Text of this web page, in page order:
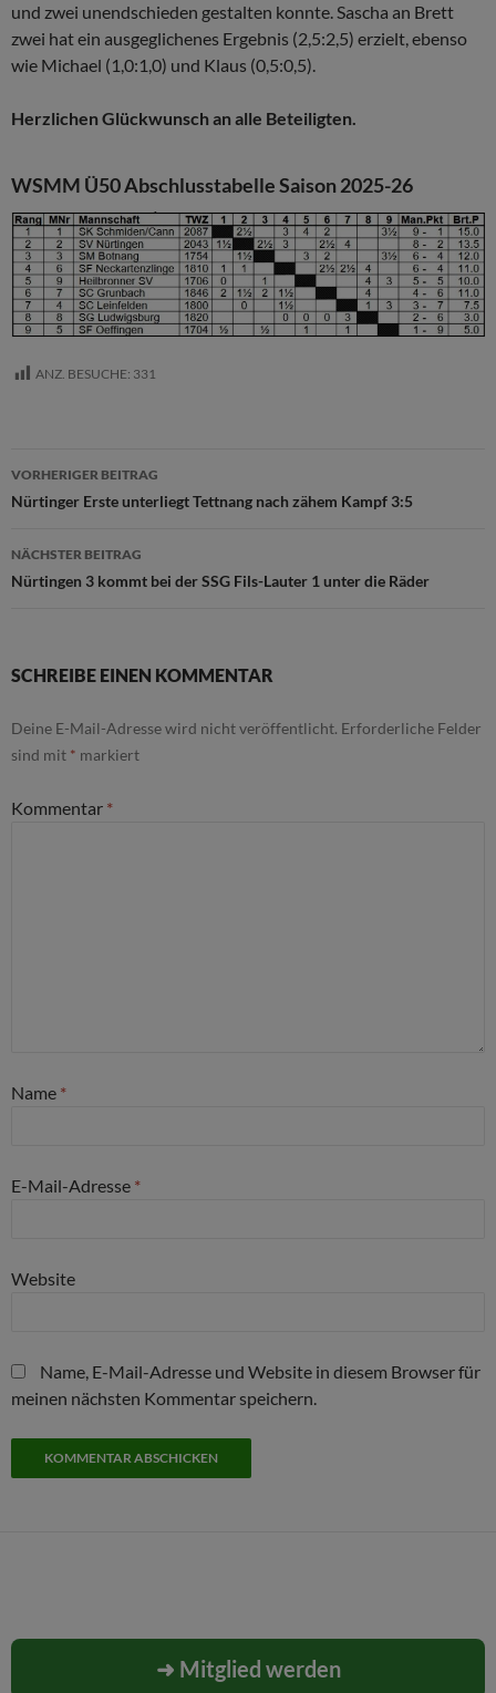
und zwei unendschieden gestalten konnte. Sascha an Brett
zwei hat ein ausgeglichenes Ergebnis (2,5:2,5) erzielt, ebenso
wie Michael (1,0:1,0) und Klaus (0,5:0,5).
Herzlichen Glückwunsch an alle Beteiligten.
WSMM Ü50 Abschlusstabelle Saison 2025-26
ANZ. BESUCHE: 331
Beitragsnavigation
VORHERIGER BEITRAG
Nürtinger Erste unterliegt Tettnang nach zähem Kampf 3:5
NÄCHSTER BEITRAG
Nürtingen 3 kommt bei der SSG Fils-Lauter 1 unter die Räder
SCHREIBE EINEN KOMMENTAR
Deine E-Mail-Adresse wird nicht veröffentlicht. Erforderliche Felder
sind mit * markiert
Kommentar *
Name *
E-Mail-Adresse *
Website
Name, E-Mail-Adresse und Website in diesem Browser für
meinen nächsten Kommentar speichern.
➜ Mitglied werden